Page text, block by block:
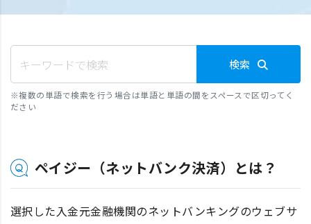
検索
※複数の単語で検索を行う場合は単語と単語の間をスペースで区切ってく
ださい
ペイジー（ネットバンク決済）とは？
選択した入金元金融機関のネットバンキングのウェブサ